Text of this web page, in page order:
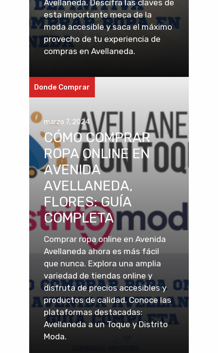
Avellaneda. Descifra las claves de
esta importante meca de la
moda accesible y saca el máximo
provecho de tu experiencia de
compras en Avellaneda.
Donde Comprar
marzo 7, 2024
CÓMO COMPRAR
ROPA ONLINE EN
AVENIDA
AVELLANEDA,
FLORES: GUÍA
COMPLETA
Comprar ropa online en Avenida
Avellaneda ahora es más fácil
que nunca. Explora una amplia
variedad de tiendas online y
disfruta de precios accesibles y
productos de calidad. Conoce las
plataformas destacadas:
Avellaneda a un Toque y Distrito
Moda.